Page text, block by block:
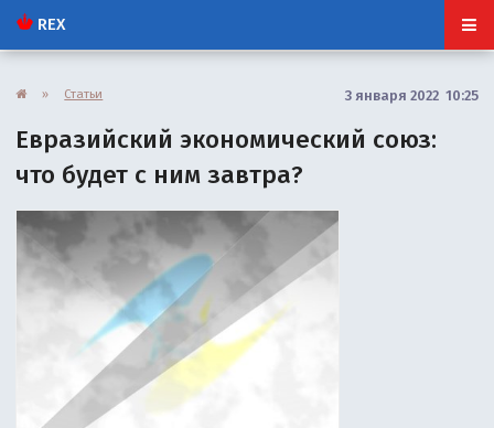
REX
» Статьи 3 января 2022 10:25
Евразийский экономический союз:
что будет с ним завтра?